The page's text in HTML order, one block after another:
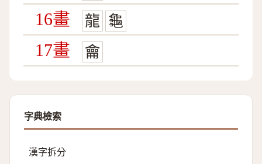
16畫 龍 龜
17畫 龠
字典檢索
漢字拆分